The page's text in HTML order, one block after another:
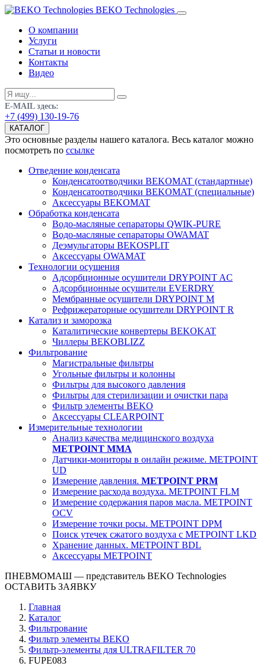
BEKO Technologies
О компании
Услуги
Статьи и новости
Контакты
Видео
E-MAIL здесь:
+7 (499) 130-19-76
КАТАЛОГ
Это основные разделы нашего каталога. Весь каталог можно
посмотреть по ссылке
Отведение конденсата
Конденсатоотводчики BEKOMAT (стандартные)
Конденсатоотводчики BEKOMAT (специальные)
Аксессуары BEKOMAT
Обработка конденсата
Водо-масляные сепараторы QWIK-PURE
Водо-масляные сепараторы OWAMAT
Деэмульгаторы BEKOSPLIT
Аксессуары OWAMAT
Технологии осушения
Адсорбционные осушители DRYPOINT AC
Адсорбционные осушители EVERDRY
Мембранные осушители DRYPOINT M
Рефрижераторные осушители DRYPOINT R
Катализ и заморозка
Каталитические конвертеры BEKOKAT
Чиллеры BEKOBLIZZ
Фильтрование
Магистральные фильтры
Угольные фильтры и колонны
Фильтры для высокого давления
Фильтры для стерилизации и очистки пара
Фильтр элементы BEKO
Аксессуары CLEARPOINT
Измерительные технологии
Анализ качества медицинского воздуха
METPOINT MMA
Датчики-мониторы в онлайн режиме. METPOINT
UD
Измерение давления. METPOINT PRM
Измерение расхода воздуха. METPOINT FLM
Измерение содержания паров масла. METPOINT
OCV
Измерение точки росы. METPOINT DPM
Поиск утечек сжатого воздуха с METPOINT LKD
Хранение данных. METPOINT BDL
Аксессуары METPOINT
ПНЕВМОМАШ — представитель BEKO Technologies
ОСТАВИТЬ ЗАЯВКУ
Главная
Каталог
Фильтрование
Фильтр элементы BEKO
Фильтр-элементы для ULTRAFILTER 70
FUPE083